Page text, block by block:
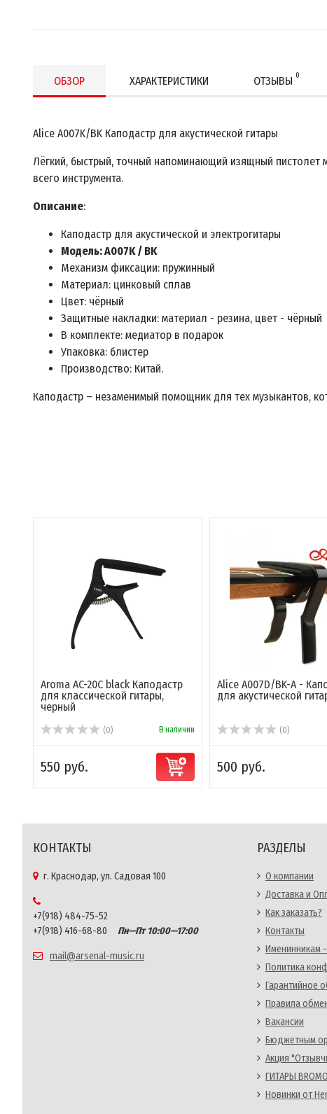
ОБЗОР ХАРАКТЕРИСТИКИ ОТЗЫВЫ 0
Alice A007K/BK Каподастр для акустической гитары
Лёгкий, быстрый, точный напоминающий изящный пистолет
всего инструмента.
Описание:
Каподастр для акустической и электрогитары
Модель: A007K / BK
Механизм фиксации: пружинный
Материал: цинковый сплав
Цвет: чёрный
Защитные накладки: материал - резина, цвет - чёрный
В комплекте: медиатор в подарок
Упаковка: блистер
Производство: Китай.
Каподастр – незаменимый помощник для тех музыкантов,
Aroma AC-20C black Каподастр
для классической гитары,
черный
(0) В наличии
550 руб.
Alice A007D/BK-A -
для акустической
(0)
500 руб.
КОНТАКТЫ
г. Краснодар, ул. Садовая 100
+7(918) 484-75-52
+7(918) 416-68-80
Пн—Пт 10:00—17:00
mail@arsenal-music.ru
РАЗДЕЛЫ
О компании
Доставка и
Как заказать?
Контакты
Именинникам
Политика
Гарантийное
Правила
Вакансии
Бюджетным
Акция
ГИТАРЫ
Новинки от